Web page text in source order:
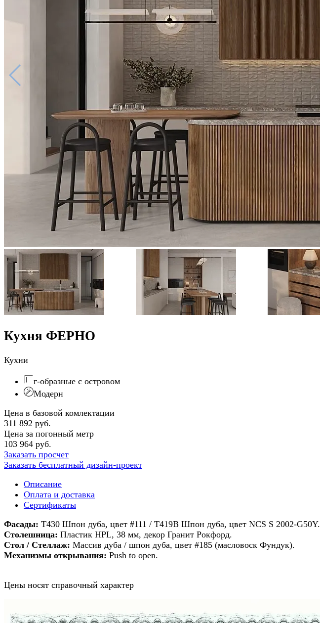
Кухня ФЕРНО
Кухни
г-образные с островом
Модерн
Цена в базовой комлектации
311 892 руб.
Цена за погонный метр
103 964 руб.
Заказать просчет
Заказать бесплатный дизайн-проект
Описание
Оплата и доставка
Сертификаты
Фасады: T430 Шпон дуба, цвет #111 / T419В Шпон дуба, цвет NCS S 2002-G50Y.
Столешница: Пластик HPL, 38 мм, декор Гранит Рокфорд.
Стол / Стеллаж: Массив дуба / шпон дуба, цвет #185 (масловоск Фундук).
Механизмы открывания: Push to open.
Цены носят справочный характер